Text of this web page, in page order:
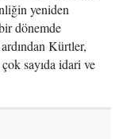
yeniden
dönemde
Kürtler,
sayıda idari ve